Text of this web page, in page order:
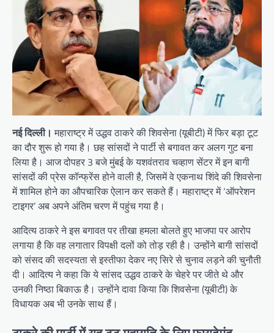
नई दिल्ली। महाराष्ट्र में उद्धव ठाकरे की शिवसेना (यूबीटी) में फिर बड़ा टूट
का दौर शुरू हो गया है। छह सांसदों ने पार्टी से बगावत कर अलग गुट बना
लिया है। आज दोपहर 3 बजे मुंबई के यशवंतराव चव्हाण सेंटर में इन बागी
सांसदों की प्रेस कॉन्फ्रेंस होने वाली है, जिसमें वे एकनाथ शिंदे की शिवसेना
में शामिल होने का औपचारिक ऐलान कर सकते हैं। महाराष्ट्र में ‘ऑपरेशन
टाइगर’ अब अपने अंतिम चरण में पहुंच गया है।
आदित्य ठाकरे ने इस बगावत पर तीखा हमला बोलते हुए भाजपा पर आरोप
लगाया है कि वह लगातार विपक्षी दलों को तोड़ रही है। उन्होंने बागी सांसदों
को संसद की सदस्यता से इस्तीफा देकर नए सिरे से चुनाव लड़ने की चुनौती
दी। आदित्य ने कहा कि ये सांसद उद्धव ठाकरे के चेहरे पर जीते थे और
उनकी निष्ठा बिकाऊ है। उन्होंने दावा किया कि शिवसेना (यूबीटी) के
विधायक अब भी उनके साथ हैं।